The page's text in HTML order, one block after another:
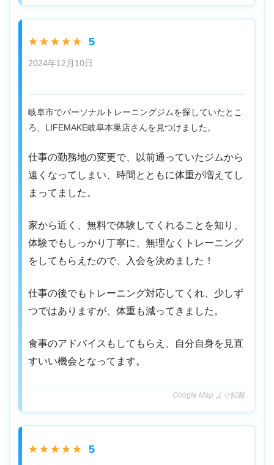
★★★★★ 5
2024年12月10日
岐阜市でパーソナルトレーニングジムを探していたとこ
ろ、LIFEMAKE岐阜本巣店さんを見つけました。
仕事の勤務地の変更で、以前通っていたジムから
遠くなってしまい、時間とともに体重が増えてし
まってました。
家から近く、無料で体験してくれることを知り、
体験でもしっかり丁寧に、無理なくトレーニング
をしてもらえたので、入会を決めました！
仕事の後でもトレーニング対応してくれ、少しず
つではありますが、体重も減ってきました。
食事のアドバイスもしてもらえ、自分自身を見直
すいい機会となってます。
Google Map より転載
★★★★★ 5